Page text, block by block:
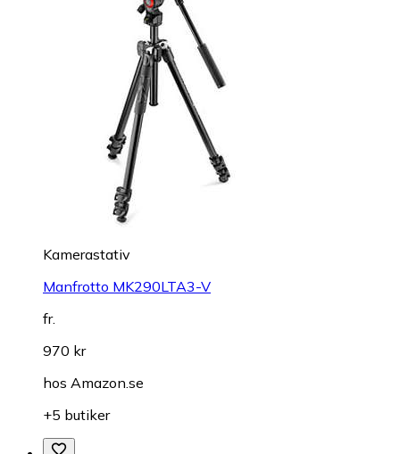
Kamerastativ
Manfrotto MK290LTA3-V
fr.
970 kr
hos Amazon.se
+5 butiker